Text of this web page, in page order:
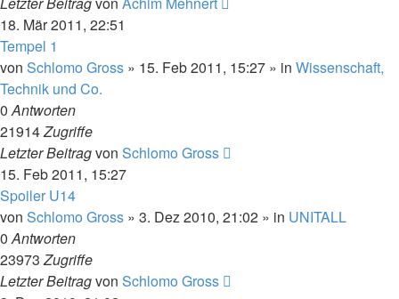
18. Mär 2011, 22:51
Tempel 1
von Schlomo Gross » 15. Feb 2011, 15:27 » in Wissenschaft,
Technik und Co.
0Antworten
21914Zugriffe
Letzter Beitragvon Schlomo Gross
15. Feb 2011, 15:27
Spoiler U14
von Schlomo Gross » 3. Dez 2010, 21:02 » in UNITALL
0Antworten
23973Zugriffe
Letzter Beitragvon Schlomo Gross